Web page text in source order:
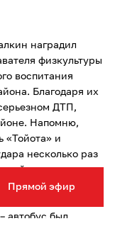
Прямой эфир
наградил
физкультуры
воспитания
Благодаря их
ДТП,
Напомню,
«Тойота» и
несколько раз
получили
словам Сергея
автобус был